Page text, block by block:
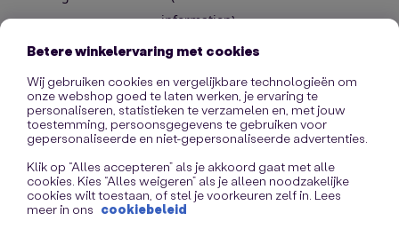
information).
Betere winkelervaring met cookies
Wij gebruiken cookies en vergelijkbare technologieën om
onze webshop goed te laten werken, je ervaring te
personaliseren, statistieken te verzamelen en, met jouw
toestemming, persoonsgegevens te gebruiken voor
gepersonaliseerde en niet-gepersonaliseerde advertenties.
Klik op “Alles accepteren” als je akkoord gaat met alle
cookies. Kies “Alles weigeren” als je alleen noodzakelijke
cookies wilt toestaan, of stel je voorkeuren zelf in. Lees
meer in ons cookiebeleid